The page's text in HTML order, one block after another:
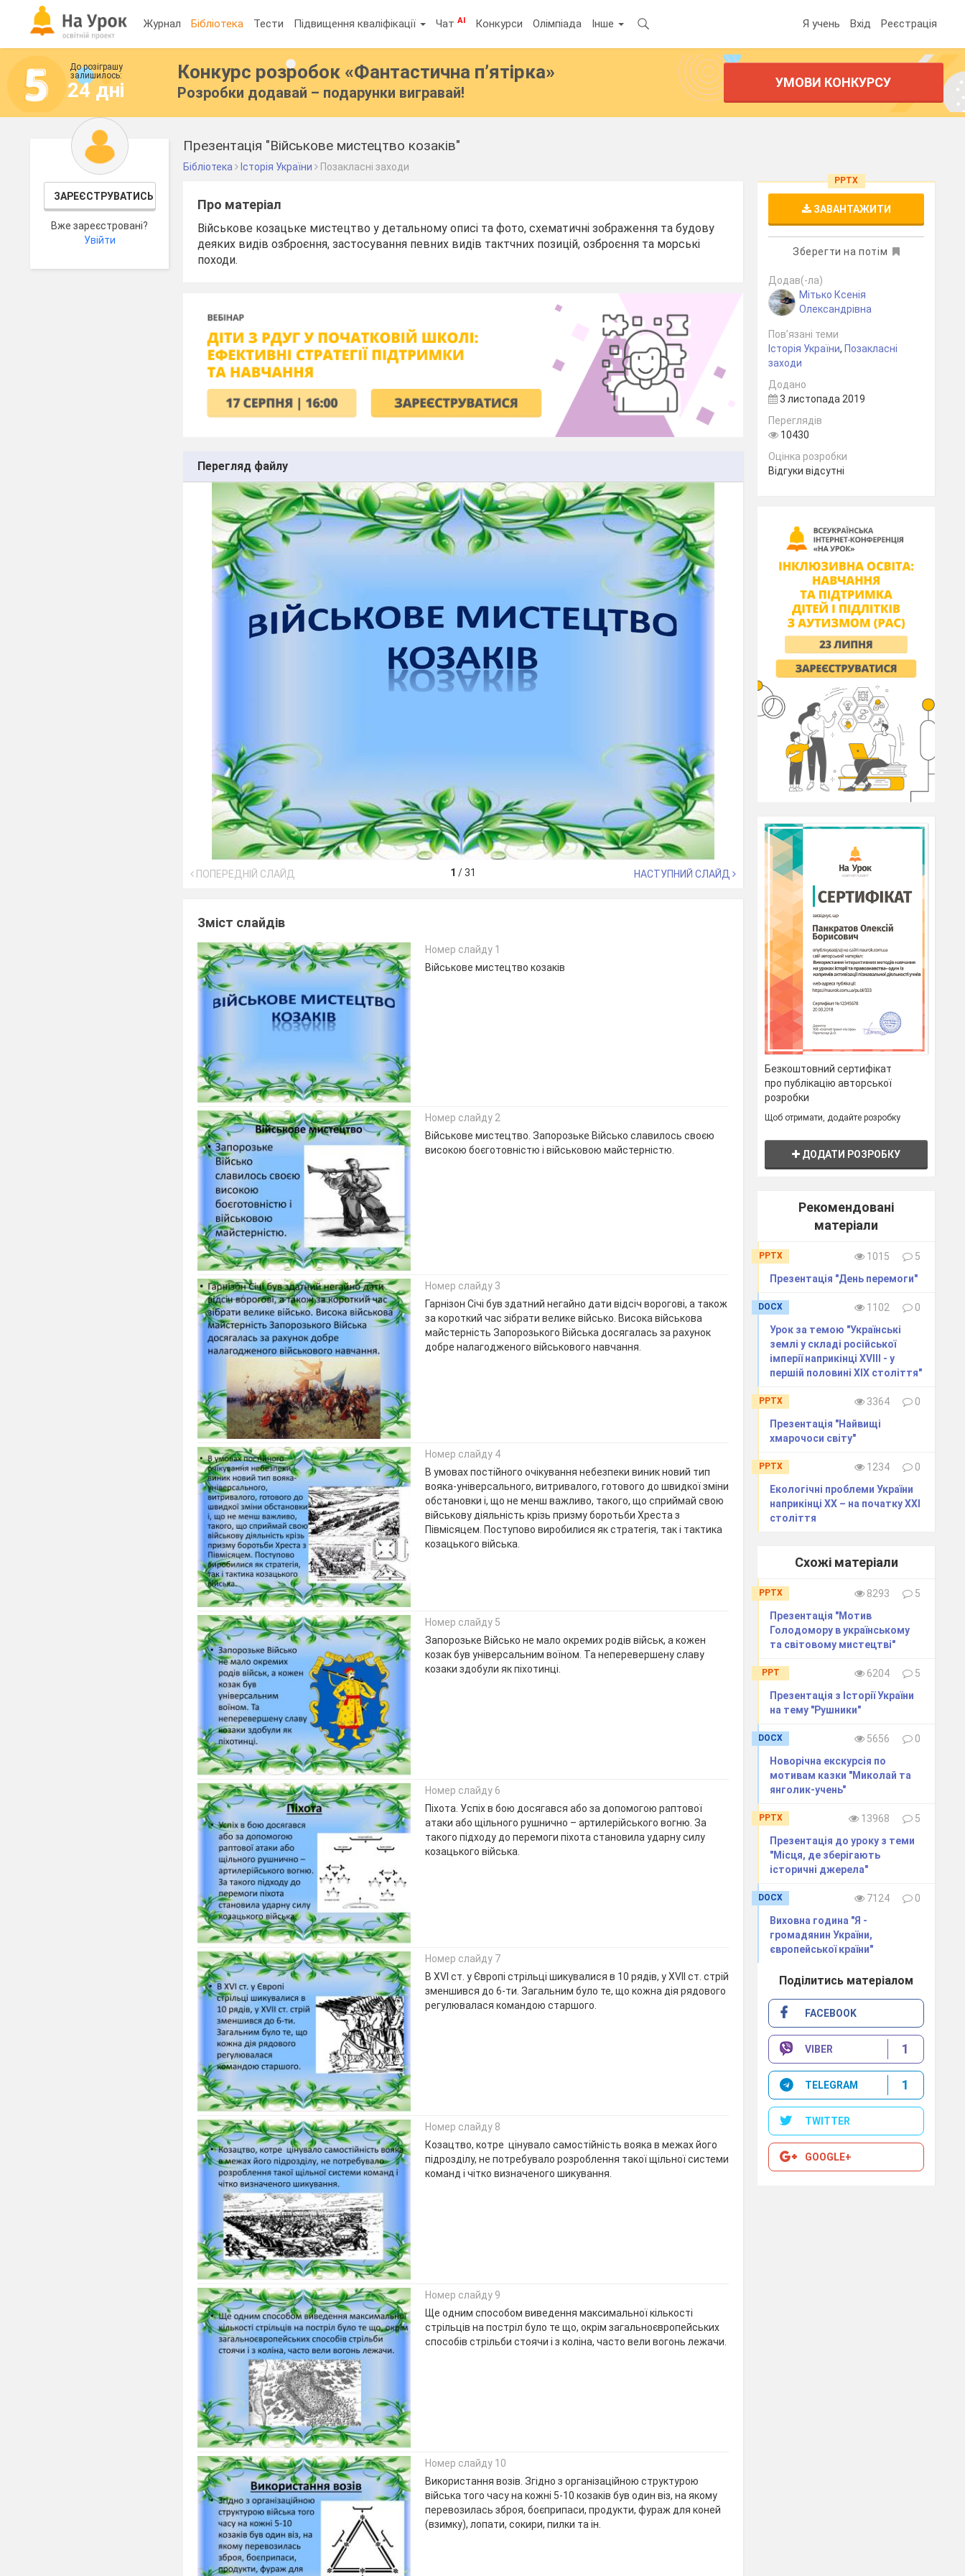
Журнал Бібліотека Тести Підвищення кваліфікації ЧатAI Конкурси Олімпіада Інше Я учень Вхід Реєстрація
До розіграшу
залишилось:
24 дні
Конкурс розробок «Фантастична п’ятірка»
Розробки додавай – подарунки вигравай!
УМОВИ КОНКУРСУ
ЗАРЕЄСТРУВАТИСЬ
Вже зареєстровані?
Увійти
Презентація "Військове мистецтво козаків"
Бібліотека Історія України Позакласні заходи
Про матеріал
Військове козацьке мистецтво у детальному описі та фото, схематичні зображення та будову
деяких видів озброєння, застосування певних видів тактчних позицій, озброєння та морські
походи.
Перегляд файлу
ПОПЕРЕДНІЙ СЛАЙД 1 /31 НАСТУПНИЙ СЛАЙД
Зміст слайдів
Номер слайду 1
Військове мистецтво козаків
Номер слайду 2
Військове мистецтво. Запорозьке Військо славилось своєю
високою боєготовністю і військовою майстерністю.
Номер слайду 3
Гарнізон Січі був здатний негайно дати відсіч ворогові, а також
за короткий час зібрати велике військо. Висока військова
майстерність Запорозького Війська досягалась за рахунок
добре налагодженого військового навчання.
Номер слайду 4
В умовах постійного очікування небезпеки виник новий тип
вояка-універсального, витривалого, готового до швидкої зміни
обстановки і, що не менш важливо, такого, що сприймай свою
військову діяльність крізь призму боротьби Хреста з
Півмісяцем. Поступово виробилися як стратегія, так і тактика
козацького війська.
Номер слайду 5
Запорозьке Військо не мало окремих родів військ, а кожен
козак був універсальним воїном. Та неперевершену славу
козаки здобули як піхотинці.
Номер слайду 6
Піхота. Успіх в бою досягався або за допомогою раптової
атаки або щільного рушнично – артилерійського вогню. За
такого підходу до перемоги піхота становила ударну силу
козацького війська.
Номер слайду 7
В XVI ст. у Європі стрільці шикувалися в 10 рядів, у XVII ст. стрій
зменшився до 6-ти. Загальним було те, що кожна дія рядового
регулювалася командою старшого.
Номер слайду 8
Козацтво, котре цінувало самостійність вояка в межах його
підрозділу, не потребувало розроблення такої щільної системи
команд і чітко визначеного шикування.
Номер слайду 9
Ще одним способом виведення максимальної кількості
стрільців на постріл було те що, окрім загальноєвропейських
способів стрільби стоячи і з коліна, часто вели вогонь лежачи.
Номер слайду 10
Використання возів. Згідно з організаційною структурою
війська того часу на кожні 5-10 козаків був один віз, на якому
перевозилась зброя, боєприпаси, продукти, фураж для коней
(взимку), лопати, сокири, пилки та ін.
PPTX
ЗАВАНТАЖИТИ
Зберегти на потім
Додав(-ла)
Мітько Ксенія
Олександрівна
Пов’язані теми
Історія України, Позакласні
заходи
Додано
3 листопада 2019
Переглядів
10430
Оцінка розробки
Відгуки відсутні
Безкоштовний сертифікат
про публікацію авторської
розробки
Щоб отримати, додайте розробку
ДОДАТИ РОЗРОБКУ
Рекомендовані
матеріали
PPTX 1015
5
Презентація "День перемоги"
DOCX 1102
0
Урок за темою "Українські
землі у складі російської
імперії наприкінці ХVІІІ - у
першій половині ХІХ століття"
PPTX 3364
0
Презентація "Найвищі
хмарочоси світу"
PPTX 1234
0
Екологічні проблеми України
наприкінці ХХ – на початку ХХІ
століття
Схожі матеріали
PPTX 8293
5
Презентація "Мотив
Голодомору в українському
та світовому мистецтві"
PPT 6204
5
Презентація з Історії України
на тему "Рушники"
DOCX 5656
0
Новорічна екскурсія по
мотивам казки "Миколай та
янголик-учень"
PPTX 13968
5
Презентація до уроку з теми
"Місця, де зберігають
історичні джерела"
DOCX 7124
0
Виховна година "Я -
громадянин України,
європейської країни"
Поділитись матеріалом
FACEBOOK
VIBER 1
TELEGRAM 1
TWITTER
GOOGLE+